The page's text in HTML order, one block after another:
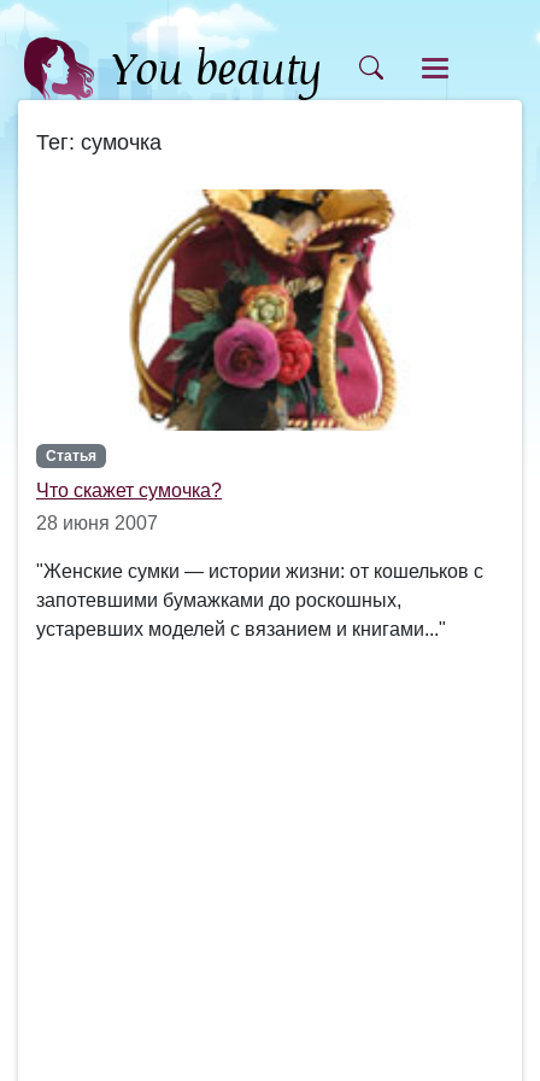
Тег: сумочка
Статья
Что скажет сумочка?
28 июня 2007
"Женские сумки — истории жизни: от кошельков с
запотевшими бумажками до роскошных,
устаревших моделей с вязанием и книгами..."